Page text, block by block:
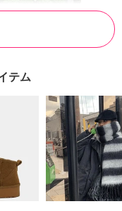
テム